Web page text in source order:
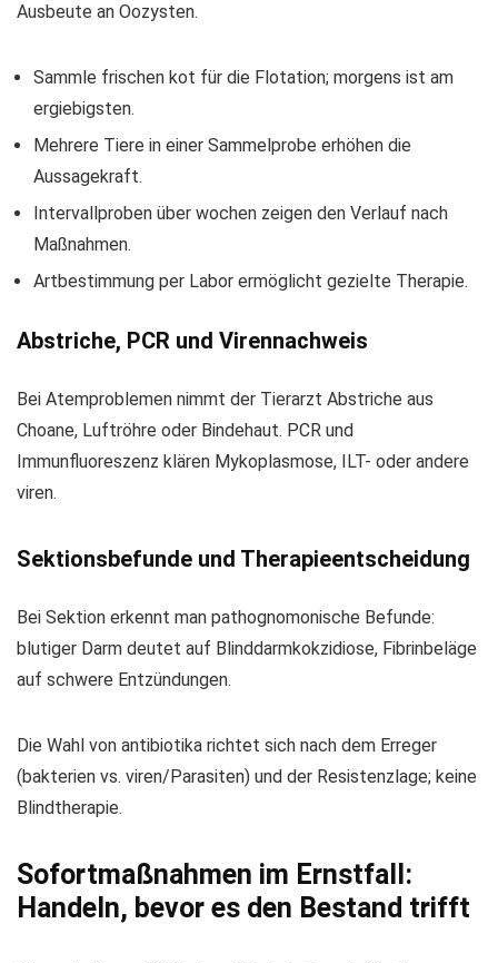
Ausbeute an Oozysten.
Sammle frischen kot für die Flotation; morgens ist am
ergiebigsten.
Mehrere Tiere in einer Sammelprobe erhöhen die
Aussagekraft.
Intervallproben über wochen zeigen den Verlauf nach
Maßnahmen.
Artbestimmung per Labor ermöglicht gezielte Therapie.
Abstriche, PCR und Virennachweis
Bei Atemproblemen nimmt der Tierarzt Abstriche aus
Choane, Luftröhre oder Bindehaut. PCR und
Immunfluoreszenz klären Mykoplasmose, ILT- oder andere
viren.
Sektionsbefunde und Therapieentscheidung
Bei Sektion erkennt man pathognomonische Befunde:
blutiger Darm deutet auf Blinddarmkokzidiose, Fibrinbeläge
auf schwere Entzündungen.
Die Wahl von antibiotika richtet sich nach dem Erreger
(bakterien vs. viren/Parasiten) und der Resistenzlage; keine
Blindtherapie.
Sofortmaßnahmen im Ernstfall:
Handeln, bevor es den Bestand trifft